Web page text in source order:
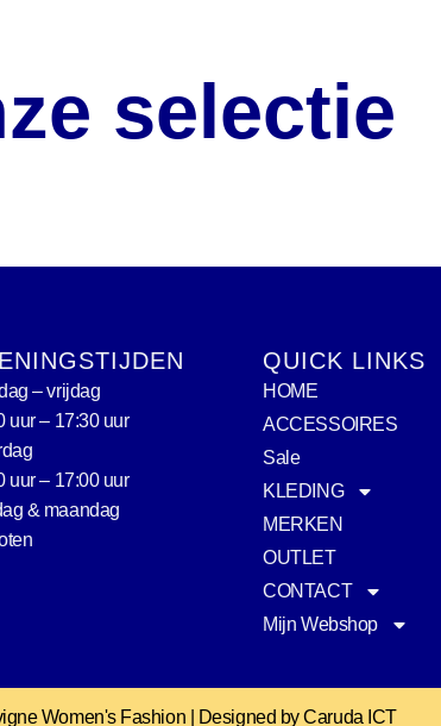
selectie
– vrijdag
uur – 17:30 uur
uur – 17:00 uur
& maandag
QUICK LINKS
HOME
ACCESSOIRES
Sale
KLEDING
MERKEN
OUTLET
CONTACT
Mijn Webshop
Women's Fashion | Designed by Caruda ICT